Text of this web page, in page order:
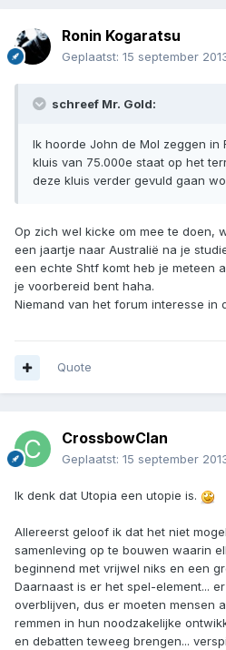
Ronin Kogaratsu
Geplaatst: 15 september
schreef Mr. Gold:
Ik hoorde John de Mol zeggen in
kluis van 75.000e staat op het
deze kluis verder gevuld gaan
Op zich wel kicke om mee te doen,
een jaartje naar Australië na je
een echte Shtf komt heb je meteen
je voorbereid bent haha.
Niemand van het forum interesse in
Quote
CrossbowClan
Geplaatst: 15 september
Ik denk dat Utopia een utopie is.
Allereerst geloof ik dat het niet
samenleving op te bouwen waarin
beginnend met vrijwel niks en een
Daarnaast is er het spel-element...
overblijven, dus er moeten mensen
remmen in hun noodzakelijke
en debatten teweeg brengen...